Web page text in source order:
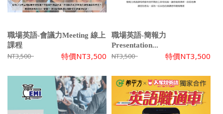
職場英語-會議力Meeting 線上
課程
NT3,500 特價NT3,500
職場英語-簡報力
Presentation...
NT3,500 特價NT3,500